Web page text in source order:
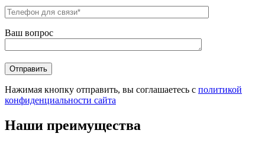
Ваш вопрос
Нажимая кнопку отправить, вы соглашаетесь с политикой
конфиденциальности сайта
Наши преимущества